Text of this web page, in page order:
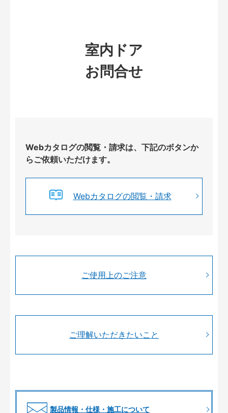
室内ドア
お問合せ
Webカタログの閲覧・請求は、下記のボタンか
らご依頼いただけます。
Webカタログの閲覧・請求
ご使用上のご注意
ご理解いただきたいこと
製品情報・仕様・施工について